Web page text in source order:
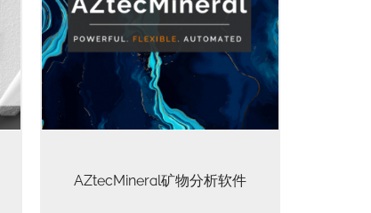
数据。同时，它是进行岩石表征的重
要工具，可以代替耗时的光学显微镜
分析。 AZtecMineral可配备单个或多
至四个牛津仪器大面积SDD能谱仪
(Ultim Max)，效率更高，在快速采集
的同时进行准确矿物分类，以及其他
多种功能分析。
AZtecMineral矿物分析软件